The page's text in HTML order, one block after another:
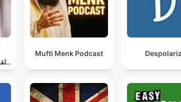
Mufti Menk Podcast